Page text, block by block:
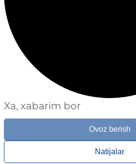
Xa, xabarim bor
Ovoz berish
Natijalar